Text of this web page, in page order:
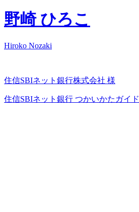
野崎 ひろこ
Hiroko Nozaki
住信SBIネット銀行株式会社 様
住信SBIネット銀行 つかいかたガイド